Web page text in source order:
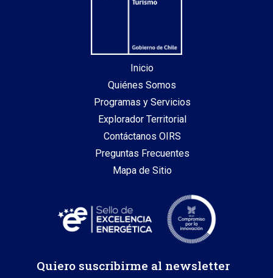
Inicio
Quiénes Somos
Programas y Servicios
Explorador Territorial
Contáctanos OIRS
Preguntas Frecuentes
Mapa de Sitio
Quiero suscribirme al newsletter